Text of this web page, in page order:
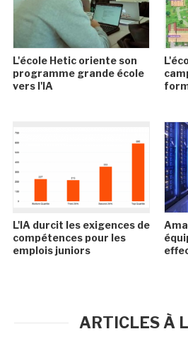
L'école Hetic oriente son
programme grande école
vers l'IA
L'IA durcit les exigences de
compétences pour les
emplois juniors
ARTICLES À